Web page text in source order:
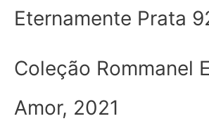
Eternamente Prata
Coleção Rommanel
Amor, 2021